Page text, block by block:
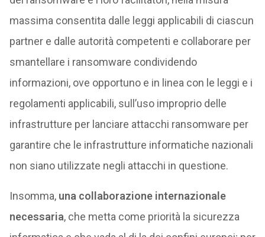
massima consentita dalle leggi applicabili di ciascun
partner e dalle autorità competenti e collaborare per
smantellare i ransomware condividendo
informazioni, ove opportuno e in linea con le leggi e i
regolamenti applicabili, sull’uso improprio delle
infrastrutture per lanciare attacchi ransomware per
garantire che le infrastrutture informatiche nazionali
non siano utilizzate negli attacchi in questione.
Insomma, una collaborazione internazionale
necessaria, che metta come priorità la sicurezza